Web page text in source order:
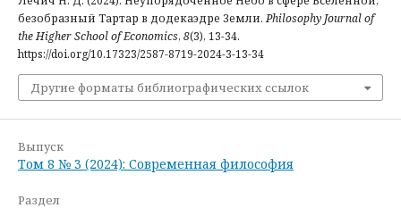
безобразный Тартар в додекаэдре Земли.Philosophy Journal of
the Higher School of Economics, 8(3), 13-34.
https://doi.org/10.17323/2587-8719-2024-3-13-34
Другие форматы библиографических ссылок
Выпуск
Том 8 № 3 (2024): Современная философия
Раздел